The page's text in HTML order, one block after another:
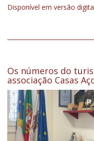
Disponível em versão
Os números do
associação Casas